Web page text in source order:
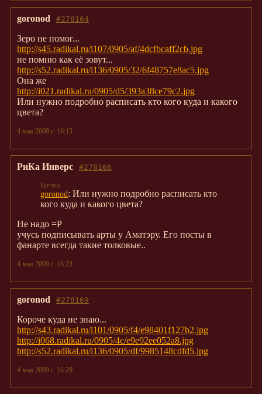
#278164
goronod
Зеро не помог...
http://s45.radikal.ru/i107/0905/af/4dcfbcaff2cb.jpg
не помню как её зовут...
http://s52.radikal.ru/i136/0905/32/6f48757e8ac5.jpg
Она же
http://i021.radikal.ru/0905/d5/393a38ce79c2.jpg
Или нужно подробно расписать кто кого куда и какого
цвета?
4 мая 2009 г. 16:13
#278166
РиКа Инверс
goronod : Или нужно подробно расписать кто
кого куда и какого цвета?
Не надо =Р
учусь подписывать арты у Аматэру. Его посты в
фанарте всегда такие толковые..
4 мая 2009 г. 16:23
#278169
goronod
Короче куда не знаю...
http://s43.radikal.ru/i101/0905/f4/e98401f127b2.jpg
http://i068.radikal.ru/0905/4c/e9e92ee052a8.jpg
http://s52.radikal.ru/i136/0905/df/9985148cdfd5.jpg
4 мая 2009 г. 16:29